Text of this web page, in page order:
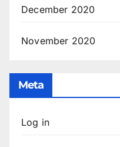
December 2020
November 2020
Meta
Log in